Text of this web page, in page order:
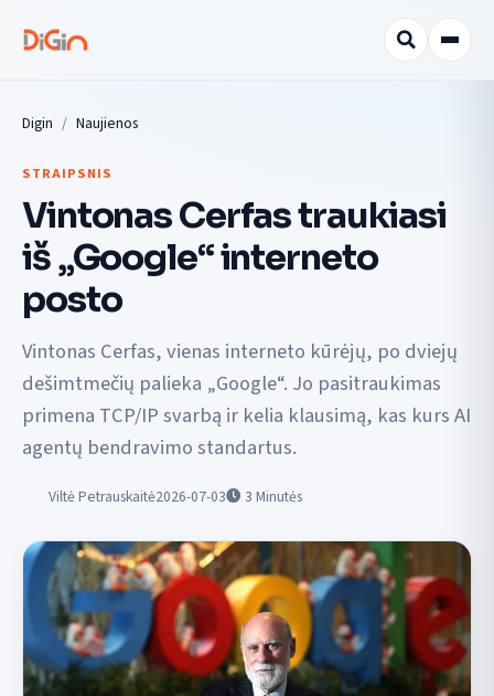
Digin Naujienos
STRAIPSNIS
Vintonas Cerfas traukiasi
iš „Google“ interneto
posto
Vintonas Cerfas, vienas interneto kūrėjų, po dviejų
dešimtmečių palieka „Google“. Jo pasitraukimas
primena TCP/IP svarbą ir kelia klausimą, kas kurs AI
agentų bendravimo standartus.
Viltė Petrauskaitė2026-07-03 3 Minutės